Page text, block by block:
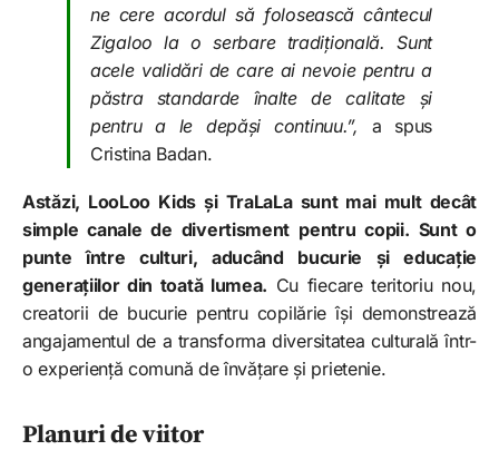
ne cere acordul să folosească cântecul
Zigaloo la o serbare tradițională. Sunt
acele validări de care ai nevoie pentru a
păstra standarde înalte de calitate și
pentru a le depăși continuu.”, a spus
Cristina Badan.
Astăzi, LooLoo Kids și TraLaLa sunt mai mult decât
simple canale de divertisment pentru copii. Sunt o
punte între culturi, aducând bucurie și educație
generațiilor din toată lumea. Cu fiecare teritoriu nou,
creatorii de bucurie pentru copilărie își demonstrează
angajamentul de a transforma diversitatea culturală într-
o experiență comună de învățare și prietenie.
Planuri de viitor